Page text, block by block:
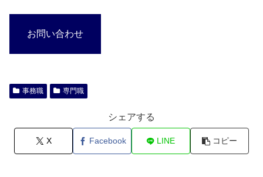
お問い合わせ
事務職 専門職
シェアする
X Facebook LINE コピー